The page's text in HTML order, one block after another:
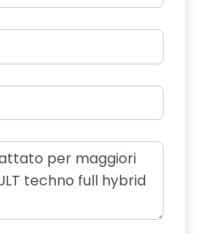
sbrinamento
per 8 anni
app my rnlt
frameless